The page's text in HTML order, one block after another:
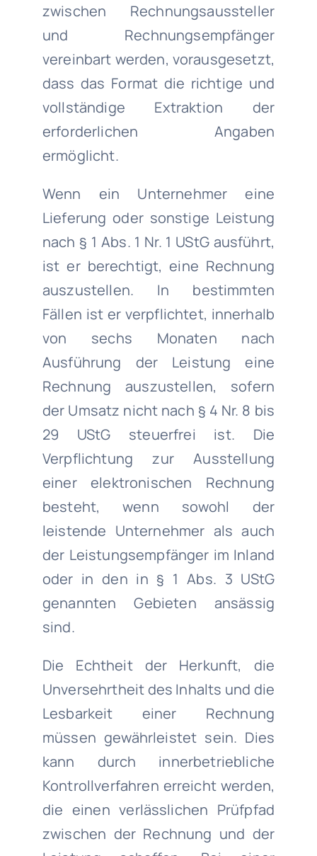
zwischen Rechnungsaussteller
und Rechnungsempfänger
vereinbart werden, vorausgesetzt,
dass das Format die richtige und
vollständige Extraktion der
erforderlichen Angaben
ermöglicht.
Wenn ein Unternehmer eine
Lieferung oder sonstige Leistung
nach § 1 Abs. 1 Nr. 1 UStG ausführt,
ist er berechtigt, eine Rechnung
auszustellen. In bestimmten
Fällen ist er verpflichtet, innerhalb
von sechs Monaten nach
Ausführung der Leistung eine
Rechnung auszustellen, sofern
der Umsatz nicht nach § 4 Nr. 8 bis
29 UStG steuerfrei ist. Die
Verpflichtung zur Ausstellung
einer elektronischen Rechnung
besteht, wenn sowohl der
leistende Unternehmer als auch
der Leistungsempfänger im Inland
oder in den in § 1 Abs. 3 UStG
genannten Gebieten ansässig
sind.
Die Echtheit der Herkunft, die
Unversehrtheit des Inhalts und die
Lesbarkeit einer Rechnung
müssen gewährleistet sein. Dies
kann durch innerbetriebliche
Kontrollverfahren erreicht werden,
die einen verlässlichen Prüfpfad
zwischen der Rechnung und der